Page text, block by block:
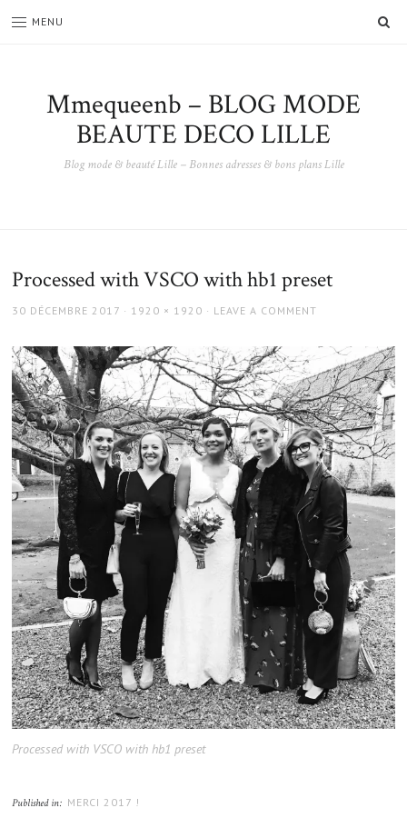
MENU
Mmequeenb – BLOG MODE
BEAUTE DECO LILLE
Blog mode & beauté Lille – Bonnes adresses & bons plans Lille
Processed with VSCO with hb1 preset
POSTED
30 DÉCEMBRE 2017
FULL
1920 × 1920 LEAVE A COMMENT
Processed with VSCO with hb1 preset
Published in: MERCI 2017 !